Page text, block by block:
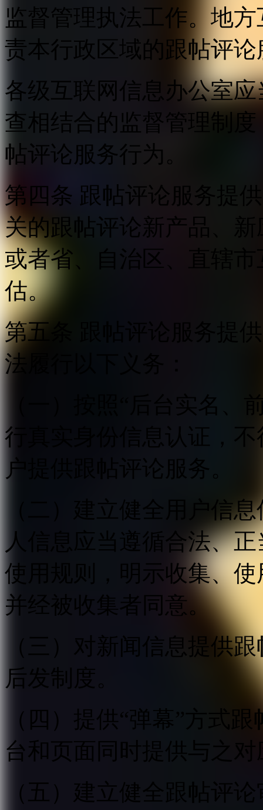
监督管理执法工作。地
责本行政区域的跟帖评
各级互联网信息办公室
查相结合的监督管理制
帖评论服务行为。
第四条 跟帖评论服务提
关的跟帖评论新产品、
或者省、自治区、直辖
估。
第五条 跟帖评论服务提
法履行以下义务：
（一）按照“后台实名、
行真实身份信息认证，
户提供跟帖评论服务。
（二）建立健全用户信
人信息应当遵循合法、
使用规则，明示收集、
并经被收集者同意。
（三）对新闻信息提供
后发制度。
（四）提供“弹幕”方式
台和页面同时提供与之
（五）建立健全跟帖评